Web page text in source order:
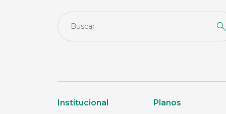
Institucional Planos